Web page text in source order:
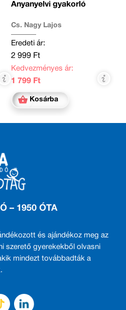
Anyanyelvi gyakorló
Cs. Nagy Lajos
Eredeti ár:
2 999 Ft
Kedvezményes ár:
1 799 Ft
Kosárba
– 1950 ÓTA
és ajándékoz meg az
szerető gyerekekből olvasni
mindezt továbbadták a